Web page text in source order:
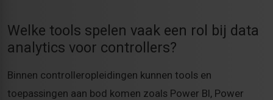
Welke tools spelen vaak een rol bij data
analytics voor controllers?
Binnen controlleropleidingen kunnen tools en
toepassingen aan bod komen zoals Power BI, Power